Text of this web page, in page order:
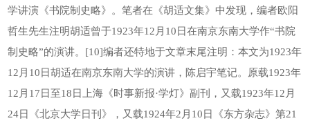
学讲演《书院制史略》。笔者在《胡适文集》中发现，编者欧阳
哲生先生注明胡适曾于1923年12月10日在南京东南大学作“书院
制史略”的演讲。[10]编者还特地于文章末尾注明：本文为1923年
12月10日胡适在南京东南大学的演讲，陈启宇笔记。原载1923年
12月17日至18日上海《时事新报·学灯》副刊，又载1923年12月
24日《北京大学日刊》，又载1924年2月10日《东方杂志》第21